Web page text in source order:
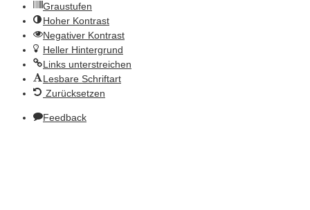
Graustufen
Hoher Kontrast
Negativer Kontrast
Heller Hintergrund
Links unterstreichen
Lesbare Schriftart
Zurücksetzen
Feedback